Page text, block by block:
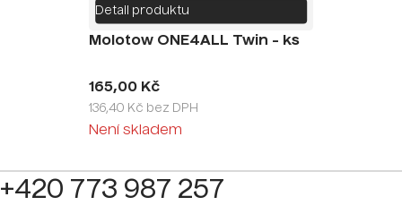
Detail produktu
Molotow ONE4ALL Twin - ks
165,00 Kč
136,40 Kč bez DPH
Není skladem
+420 773 987 257